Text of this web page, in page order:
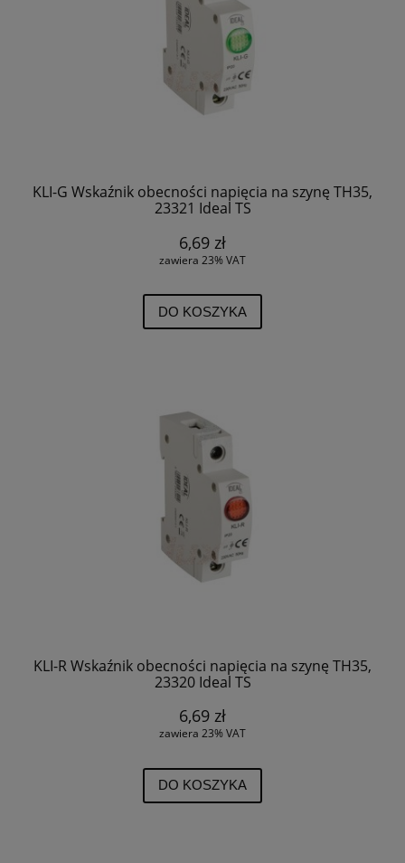
KLI-G Wskaźnik obecności napięcia na szynę TH35,
23321 Ideal TS
6,69 zł
zawiera 23% VAT
DO KOSZYKA
KLI-R Wskaźnik obecności napięcia na szynę TH35,
23320 Ideal TS
6,69 zł
zawiera 23% VAT
DO KOSZYKA